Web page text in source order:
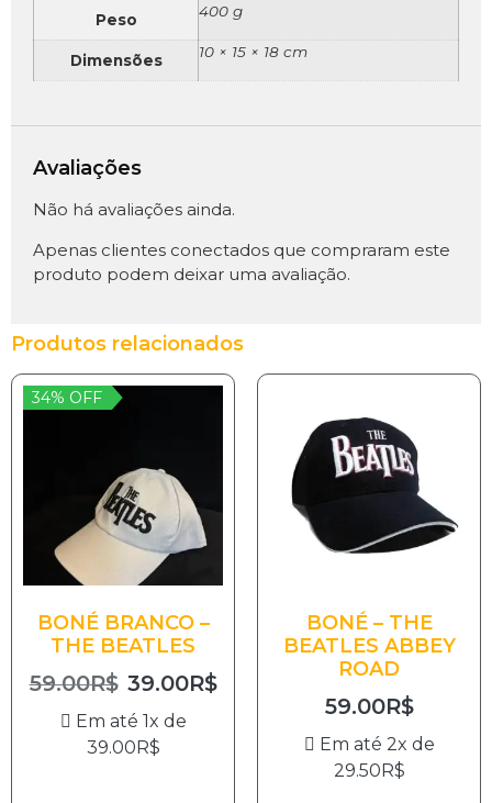
Peso 400 g
Dimensões 10 × 15 × 18 cm
Avaliações
Não há avaliações ainda.
Apenas clientes conectados que compraram este
produto podem deixar uma avaliação.
Produtos relacionados
34% OFF
BONÉ BRANCO –
THE BEATLES
59.00R$ 39.00R$
Em até 1x de
39.00 R$
BONÉ – THE
BEATLES ABBEY
ROAD
59.00R$
Em até 2x de
29.50 R$